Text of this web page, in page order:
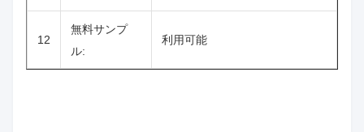
12
無料サンプ
ル:
利用可能